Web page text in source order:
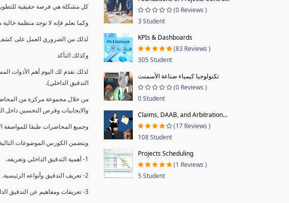
كل مشكلة هي فرصة حقيقية
وكما نعلم فإنه لا توجد منظمة
لذلك من الضروري العمل على كشف
وكذلك التأكد
لذلك نقدم لك اليوم أهم الأدوات
التدقيق الداخلي).
من خلال مجموعة مركزة من
والايجابيات وفرص التحسين داخل
وجميع المحاضرات طبقا للمواصفة
ويتضمن الكورس الموضوعات
1- أهمية التدقيق الداخلي وتعريفه.
2- تعريف التدقيق وأنواعه الرئيسية.
3- تعريفات ومفاهيم عن التدقيق الداخلي.
(0 Reviews )
3 Student
KPIs & Dashboards
(83 Reviews )
305 Student
تكنولوجيا كيمياء صناعة الأسمنت
(0 Reviews )
0 Student
Claims, DAAB, and Arbitration...
(17 Reviews )
108 Student
Projects Scheduling
(1 Reviews )
5 Student